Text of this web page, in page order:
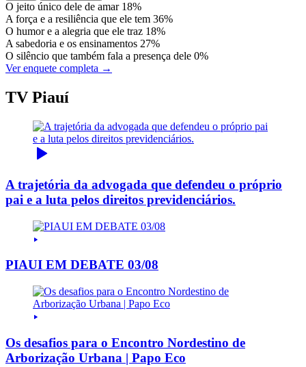
O jeito único dele de amar 18%
A força e a resiliência que ele tem 36%
O humor e a alegria que ele traz 18%
A sabedoria e os ensinamentos 27%
O silêncio que também fala a presença dele 0%
Ver enquete completa →
TV Piauí
A trajetória da advogada que defendeu o próprio
pai e a luta pelos direitos previdenciários.
PIAUI EM DEBATE 03/08
Os desafios para o Encontro Nordestino de
Arborização Urbana | Papo Eco